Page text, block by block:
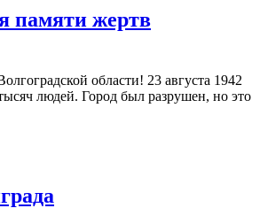
памяти жертв
области! 23 августа 1942
людей. Город был разрушен, но это